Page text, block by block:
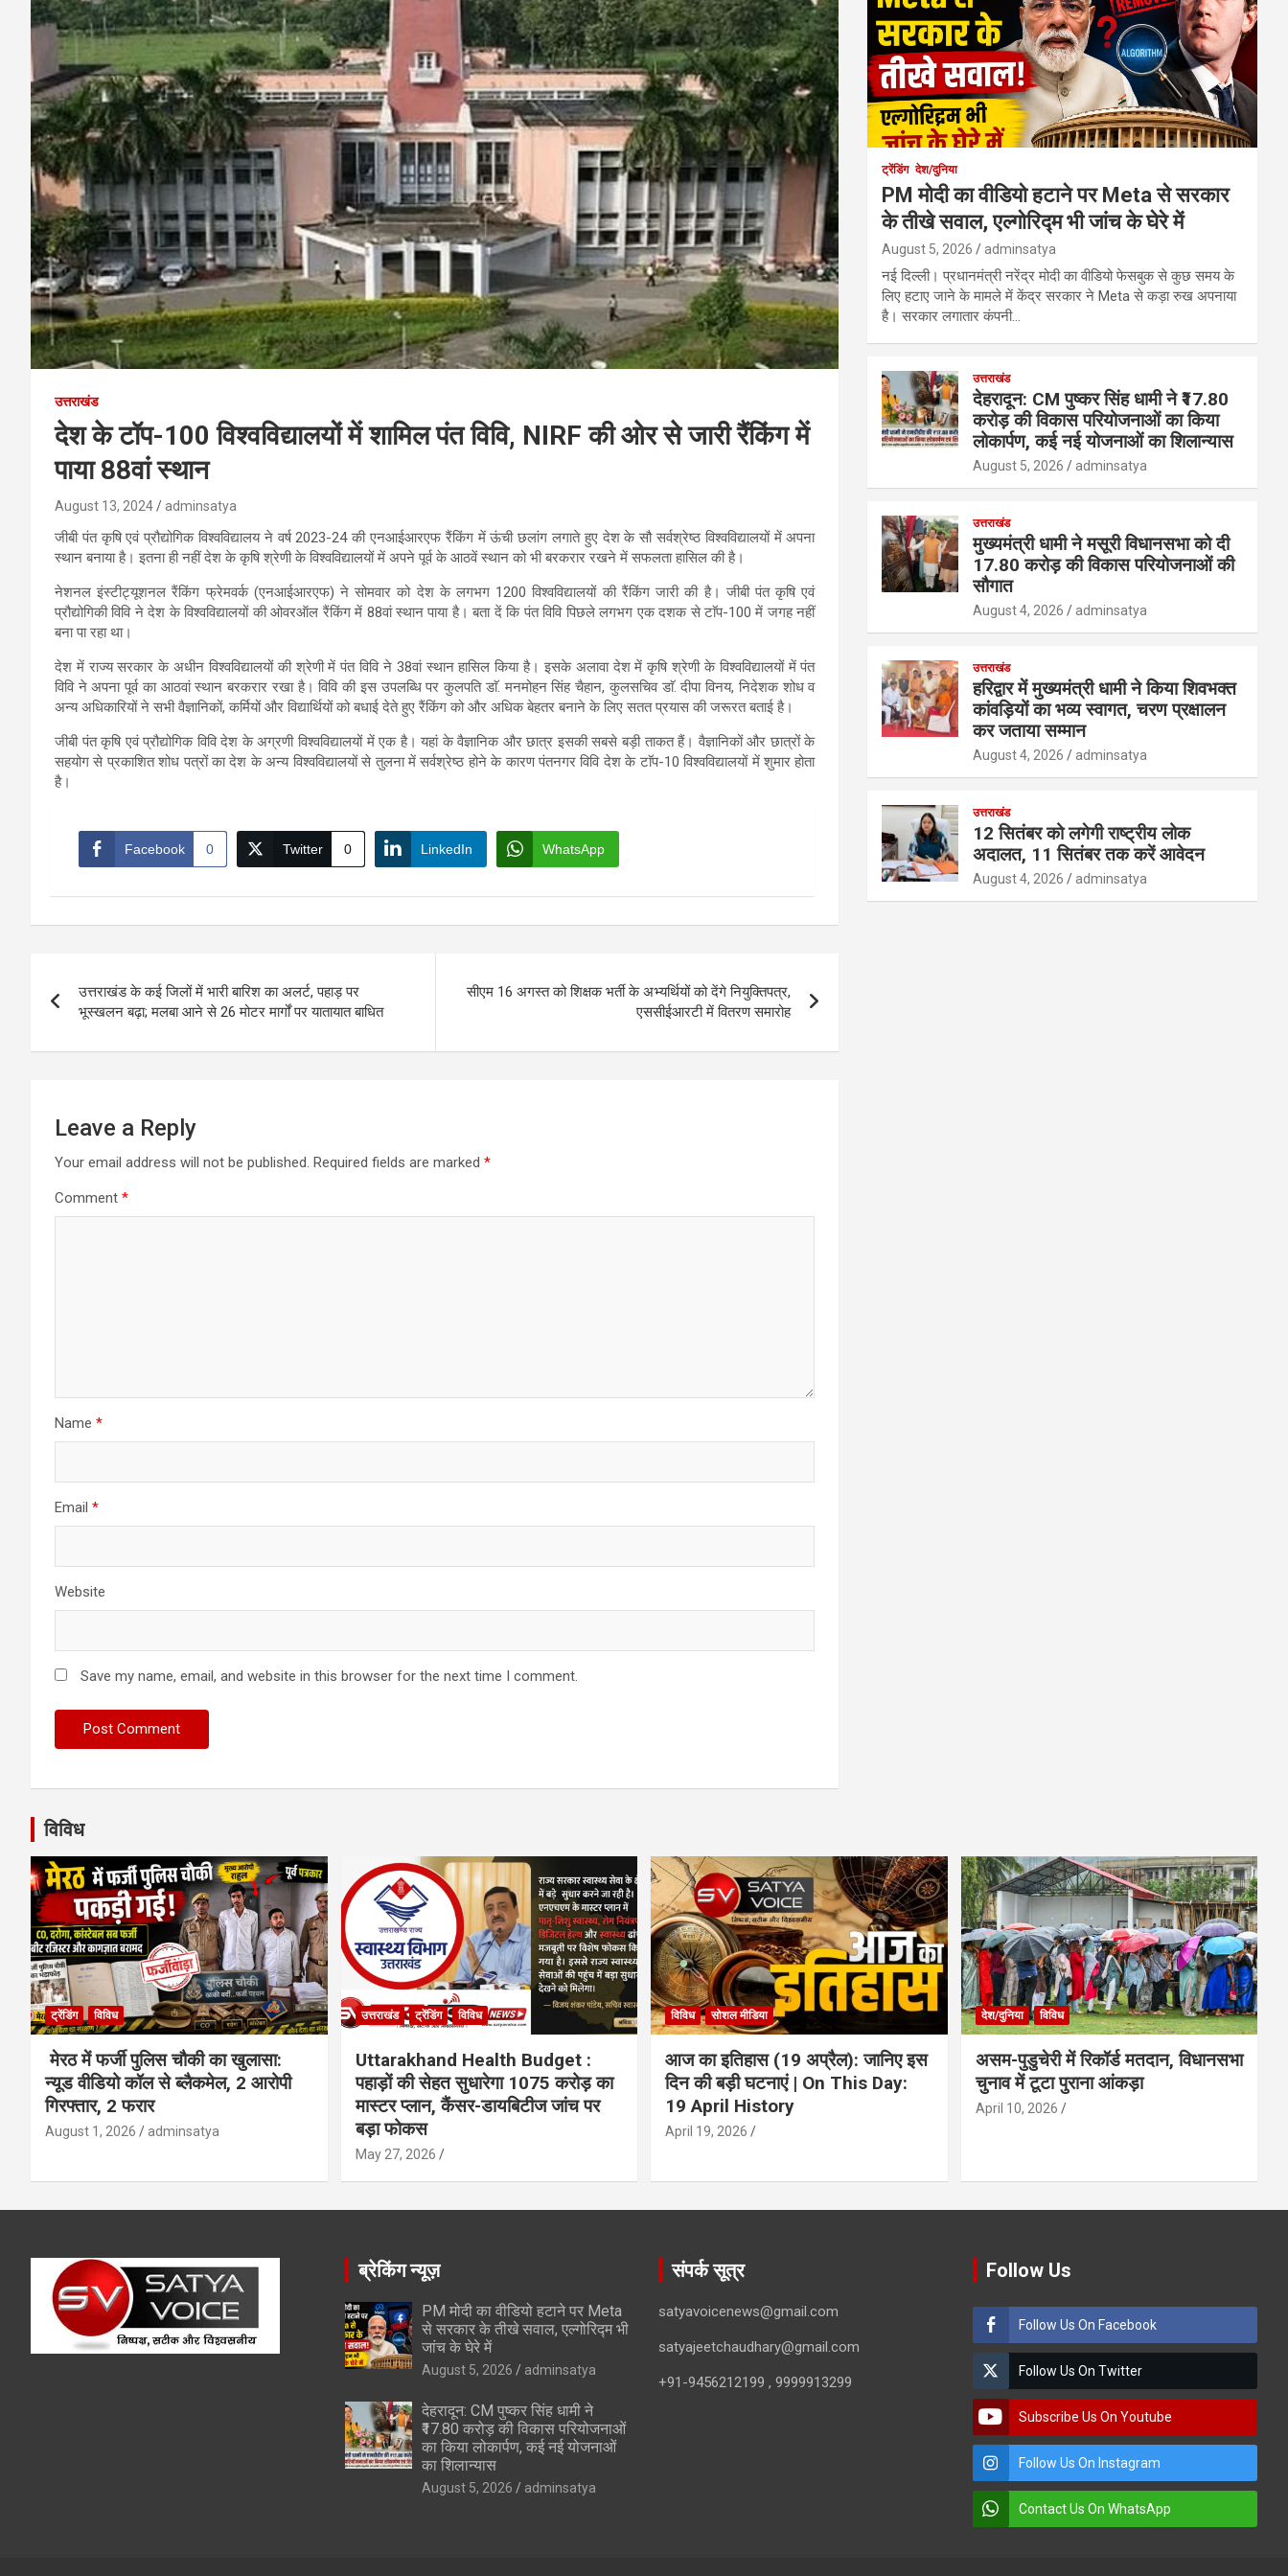
उत्तराखंड
देश के टॉप-100 विश्वविद्यालयों में शामिल पंत विवि, NIRF की ओर से जारी रैंकिंग में
पाया 88वां स्थान
August 13, 2024 adminsatya
जीबी पंत कृषि एवं प्रौद्योगिक विश्वविद्यालय ने वर्ष 2023-24 की एनआईआरएफ रैंकिंग में ऊंची छलांग लगाते हुए देश के सौ सर्वश्रेष्ठ विश्वविद्यालयों में अपना
स्थान बनाया है। इतना ही नहीं देश के कृषि श्रेणी के विश्वविद्यालयों में अपने पूर्व के आठवें स्थान को भी बरकरार रखने में सफलता हासिल की है।
नेशनल इंस्टीट्यूशनल रैंकिंग फ्रेमवर्क (एनआईआरएफ) ने सोमवार को देश के लगभग 1200 विश्वविद्यालयों की रैंकिंग जारी की है। जीबी पंत कृषि एवं
प्रौद्योगिकी विवि ने देश के विश्वविद्यालयों की ओवरऑल रैंकिंग में 88वां स्थान पाया है। बता दें कि पंत विवि पिछले लगभग एक दशक से टाॅप-100 में जगह नहीं
बना पा रहा था।
देश में राज्य सरकार के अधीन विश्वविद्यालयों की श्रेणी में पंत विवि ने 38वां स्थान हासिल किया है। इसके अलावा देश में कृषि श्रेणी के विश्वविद्यालयों में पंत
विवि ने अपना पूर्व का आठवां स्थान बरकरार रखा है। विवि की इस उपलब्धि पर कुलपति डाॅ. मनमोहन सिंह चैहान, कुलसचिव डाॅ. दीपा विनय, निदेशक शोध व
अन्य अधिकारियों ने सभी वैज्ञानिकों, कर्मियों और विद्यार्थियों को बधाई देते हुए रैंकिंग को और अधिक बेहतर बनाने के लिए सतत प्रयास की जरूरत बताई है।
जीबी पंत कृषि एवं प्रौद्योगिक विवि देश के अग्रणी विश्वविद्यालयों में एक है। यहां के वैज्ञानिक और छात्र इसकी सबसे बड़ी ताकत हैं। वैज्ञानिकों और छात्रों के
सहयोग से प्रकाशित शोध पत्रों का देश के अन्य विश्वविद्यालयों से तुलना में सर्वश्रेष्ठ होने के कारण पंतनगर विवि देश के टाॅप-10 विश्वविद्यालयों में शुमार होता
है।
Facebook 0 Twitter 0 LinkedIn WhatsApp
navigation
उत्तराखंड के कई जिलों में भारी बारिश का अलर्ट, पहाड़ पर
भूस्खलन बढ़ा; मलबा आने से 26 मोटर मार्गों पर यातायात बाधित
सीएम 16 अगस्त को शिक्षक भर्ती के अभ्यर्थियों को देंगे नियुक्तिपत्र,
एससीईआरटी में वितरण समारोह
Leave a Reply
Your email address will not be published. Required fields are marked *
Comment *
Name *
Email *
Website
Save my name, email, and website in this browser for the next time I comment.
ट्रेंडिंग देश/दुनिया
PM मोदी का वीडियो हटाने पर Meta से सरकार
के तीखे सवाल, एल्गोरिद्म भी जांच के घेरे में
August 5, 2026 adminsatya
नई दिल्ली। प्रधानमंत्री नरेंद्र मोदी का वीडियो फेसबुक से कुछ समय के
लिए हटाए जाने के मामले में केंद्र सरकार ने Meta से कड़ा रुख अपनाया
है। सरकार लगातार कंपनी…
उत्तराखंड
देहरादून: CM पुष्कर सिंह धामी ने ₹17.80
करोड़ की विकास परियोजनाओं का किया
लोकार्पण, कई नई योजनाओं का शिलान्यास
August 5, 2026 adminsatya
उत्तराखंड
मुख्यमंत्री धामी ने मसूरी विधानसभा को दी
17.80 करोड़ की विकास परियोजनाओं की
सौगात
August 4, 2026 adminsatya
उत्तराखंड
हरिद्वार में मुख्यमंत्री धामी ने किया शिवभक्त
कांवड़ियों का भव्य स्वागत, चरण प्रक्षालन
कर जताया सम्मान
August 4, 2026 adminsatya
उत्तराखंड
12 सितंबर को लगेगी राष्ट्रीय लोक
अदालत, 11 सितंबर तक करें आवेदन
August 4, 2026 adminsatya
विविध
ट्रेंडिंग विविध
मेरठ में फर्जी पुलिस चौकी का खुलासा:
न्यूड वीडियो कॉल से ब्लैकमेल, 2 आरोपी
गिरफ्तार, 2 फरार
August 1, 2026 adminsatya
उत्तराखंड ट्रेंडिंग विविध
Uttarakhand Health Budget :
पहाड़ों की सेहत सुधारेगा 1075 करोड़ का
मास्टर प्लान, कैंसर-डायबिटीज जांच पर
बड़ा फोकस
May 27, 2026
विविध सोशल मीडिया
आज का इतिहास (19 अप्रैल): जानिए इस
दिन की बड़ी घटनाएं | On This Day:
19 April History
April 19, 2026
देश/दुनिया विविध
असम-पुडुचेरी में रिकॉर्ड मतदान, विधानसभा
चुनाव में टूटा पुराना आंकड़ा
April 10, 2026
ब्रेकिंग न्यूज़
PM मोदी का वीडियो हटाने पर Meta
से सरकार के तीखे सवाल, एल्गोरिद्म भी
जांच के घेरे में
August 5, 2026 adminsatya
देहरादून: CM पुष्कर सिंह धामी ने
₹17.80 करोड़ की विकास परियोजनाओं
का किया लोकार्पण, कई नई योजनाओं
का शिलान्यास
August 5, 2026 adminsatya
संपर्क सूत्र
satyavoicenews@gmail.com
satyajeetchaudhary@gmail.com
+91-9456212199 , 9999913299
Follow Us
Follow Us On Facebook
Follow Us On Twitter
Subscribe Us On Youtube
Follow Us On Instagram
Contact Us On WhatsApp